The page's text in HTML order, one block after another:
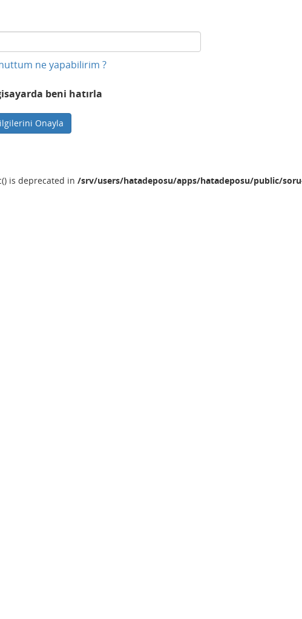
ne yapabilirim ?
beni hatırla
Onayla
is deprecated in /srv/users/hatadeposu/apps/hatadeposu/public/